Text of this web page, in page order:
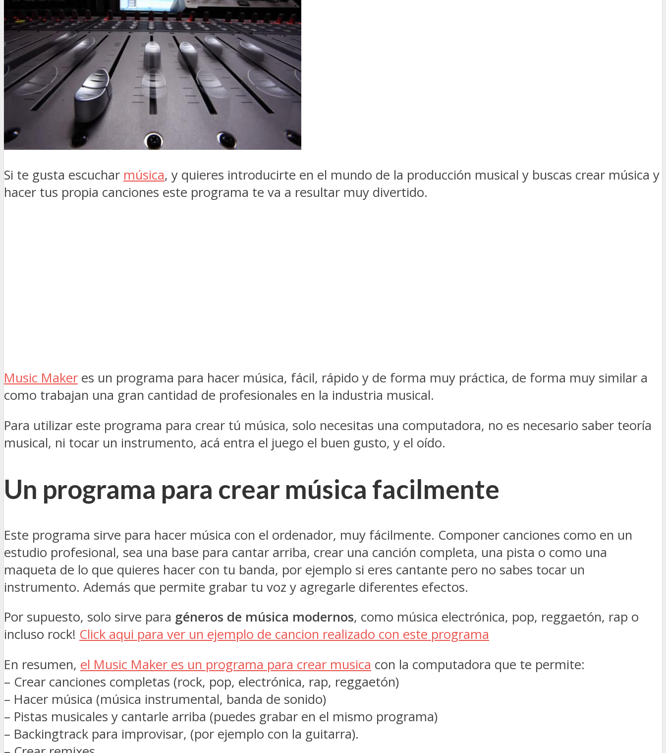
Si te gusta escuchar música, y quieres introducirte en el mundo de la producción musical y buscas crear música y
hacer tus propia canciones este programa te va a resultar muy divertido.
Music Maker es un programa para hacer música, fácil, rápido y de forma muy práctica, de forma muy similar a
como trabajan una gran cantidad de profesionales en la industria musical.
Para utilizar este programa para crear tú música, solo necesitas una computadora, no es necesario saber teoría
musical, ni tocar un instrumento, acá entra el juego el buen gusto, y el oído.
Un programa para crear música facilmente
Este programa sirve para hacer música con el ordenador, muy fácilmente. Componer canciones como en un
estudio profesional, sea una base para cantar arriba, crear una canción completa, una pista o como una
maqueta de lo que quieres hacer con tu banda, por ejemplo si eres cantante pero no sabes tocar un
instrumento. Además que permite grabar tu voz y agregarle diferentes efectos.
Por supuesto, solo sirve para géneros de música modernos, como música electrónica, pop, reggaetón, rap o
incluso rock! Click aqui para ver un ejemplo de cancion realizado con este programa
En resumen, el Music Maker es un programa para crear musica con la computadora que te permite:
– Crear canciones completas (rock, pop, electrónica, rap, reggaetón)
– Hacer música (música instrumental, banda de sonido)
– Pistas musicales y cantarle arriba (puedes grabar en el mismo programa)
– Backingtrack para improvisar, (por ejemplo con la guitarra).